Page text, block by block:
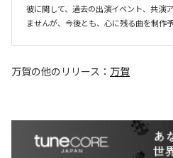
彼に関して、過去の出演イベント、共演
ませんが、今後とも、心に残る曲を制作予
万賀の他のリリース： 万賀